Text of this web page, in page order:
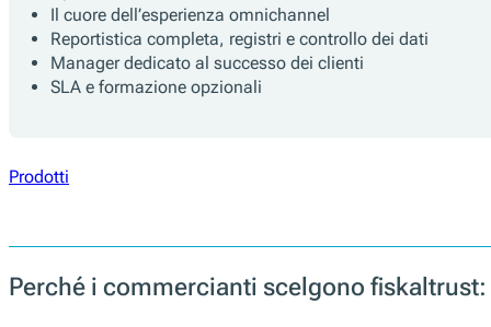
Il cuore dell’esperienza omnichannel
Reportistica completa, registri e controllo dei dati
Manager dedicato al successo dei clienti
SLA e formazione opzionali
Prodotti
Perché i commercianti scelgono fiskaltrust: